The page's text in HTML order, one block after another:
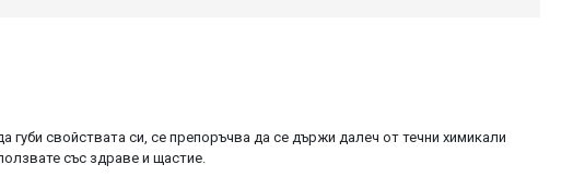
губи свойствата си, се препоръчва да се държи далеч от течни химикали
със здраве и щастие.